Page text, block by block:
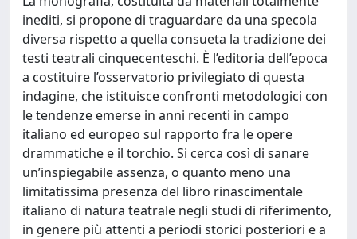
inediti, si propone di traguardare da una specola
diversa rispetto a quella consueta la tradizione dei
testi teatrali cinquecenteschi. È l’editoria dell’epoca
a costituire l’osservatorio privilegiato di questa
indagine, che istituisce confronti metodologici con
le tendenze emerse in anni recenti in campo
italiano ed europeo sul rapporto fra le opere
drammatiche e il torchio. Si cerca così di sanare
un’inspiegabile assenza, o quanto meno una
limitatissima presenza del libro rinascimentale
italiano di natura teatrale negli studi di riferimento,
in genere più attenti a periodi storici posteriori e a